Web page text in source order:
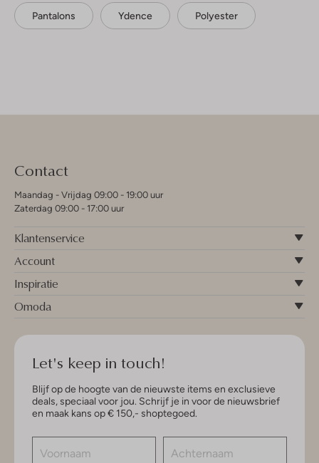
Pantalons Ydence Polyester
Contact
Maandag - Vrijdag 09:00 - 19:00 uur
Zaterdag 09:00 - 17:00 uur
Klantenservice
Account
Inspiratie
Omoda
Let's keep in touch!
Blijf op de hoogte van de nieuwste items en exclusieve
deals, speciaal voor jou. Schrijf je in voor de nieuwsbrief
en maak kans op € 150,- shoptegoed.